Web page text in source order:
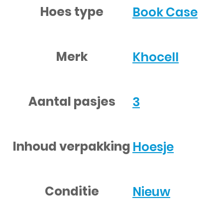
Hoes type Book Case
Merk Khocell
Aantal pasjes 3
Inhoud verpakking Hoesje
Conditie Nieuw